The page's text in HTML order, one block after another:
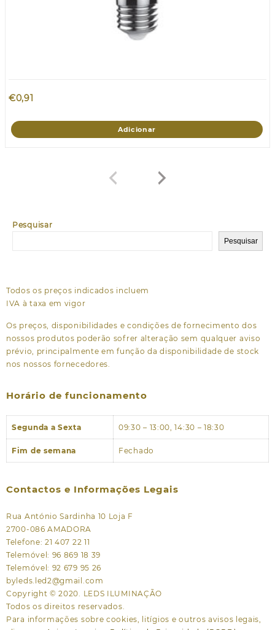
Pesquisar
Pesquisar
€0,91
Adicionar
Todos os preços indicados incluem
IVA à taxa em vigor
Os preços, disponibilidades e condições de fornecimento dos
nossos produtos poderão sofrer alteração sem qualquer aviso
prévio, principalmente em função da disponibilidade de stock
nos nossos fornecedores.
Horário de funcionamento
Segunda a Sexta 09:30 – 13:00, 14:30 – 18:30
Fim de semana Fechado
Contactos e Informações Legais
Rua António Sardinha 10 Loja F
2700-086 AMADORA
Telefone: 21 407 22 11
Telemóvel: 96 869 18 39
Telemóvel: 92 679 95 26
byleds.led2@gmail.com
Copyright © 2020. LEDS ILUMINAÇÃO
Todos os direitos reservados.
Para informações sobre cookies, litígios e outros avisos legais,